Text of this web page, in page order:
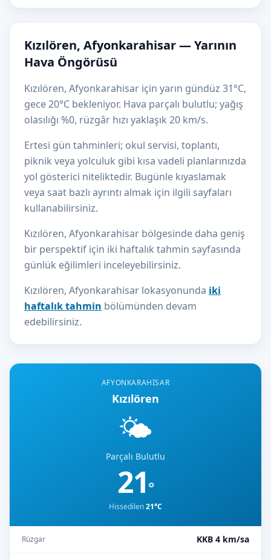
AFYONKARAHISAR
Kızılören
🌤️
Parçalı Bulutlu
21°
Hissedilen21°C
Rüzgar KKB 4 km/sa
Kızılören, Afyonkarahisar — Yarının
Hava Öngörüsü
Kızılören, Afyonkarahisar için yarın gündüz 31°C,
gece 20°C bekleniyor. Hava parçalı bulutlu; yağış
olasılığı %0, rüzgâr hızı yaklaşık 20 km/s.
Ertesi gün tahminleri; okul servisi, toplantı,
piknik veya yolculuk gibi kısa vadeli planlarınızda
yol gösterici niteliktedir. Bugünle kıyaslamak
veya saat bazlı ayrıntı almak için ilgili sayfaları
kullanabilirsiniz.
Kızılören, Afyonkarahisar bölgesinde daha geniş
bir perspektif için iki haftalık tahmin sayfasında
günlük eğilimleri inceleyebilirsiniz.
Kızılören, Afyonkarahisar lokasyonunda iki
haftalık tahmin bölümünden devam
edebilirsiniz.